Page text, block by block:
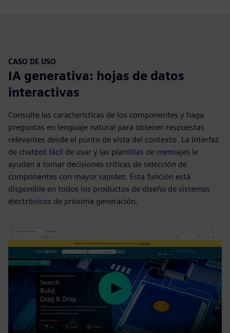
CASO DE USO
IA generativa: hojas de datos
interactivas
Consulte las características de los componentes y haga
preguntas en lenguaje natural para obtener respuestas
relevantes desde el punto de vista del contexto. La interfaz
de chatbot fácil de usar y las plantillas de mensajes le
ayudan a tomar decisiones críticas de selección de
componentes con mayor rapidez. Esta función está
disponible en todos los productos de diseño de sistemas
electrónicos de próxima generación.
Play